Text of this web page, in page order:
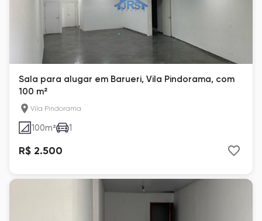
Sala para alugar em Barueri, Vila Pindorama, com
100 m²
Vila Pindorama
100m² 1
R$ 2.500